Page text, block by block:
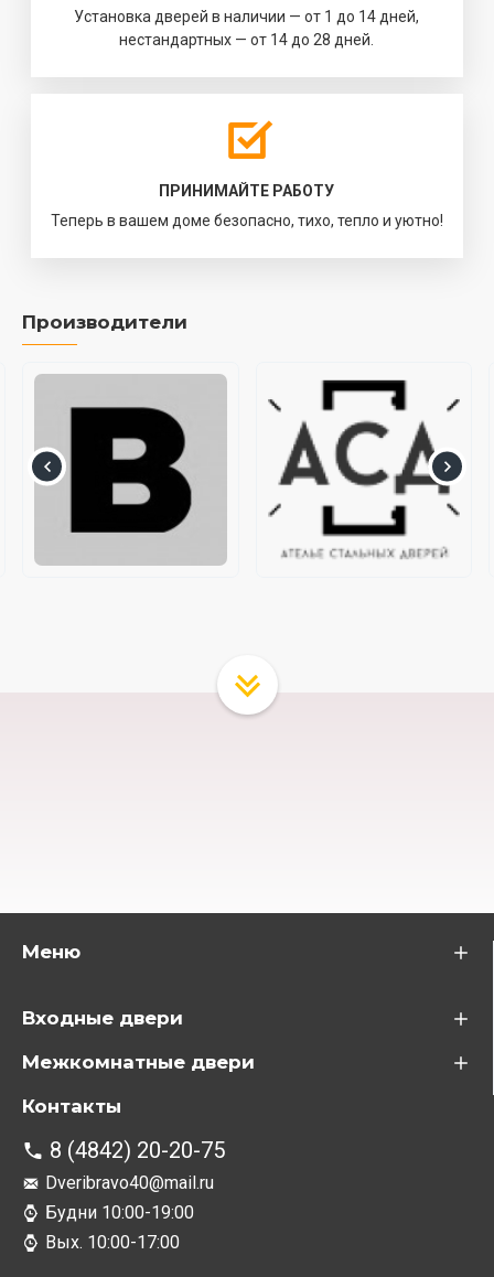
Установка дверей в наличии — от 1 до 14 дней,
нестандартных — от 14 до 28 дней.
ПРИНИМАЙТЕ РАБОТУ
Теперь в вашем доме безопасно, тихо, тепло и уютно!
Производители
Меню
Входные двери
Межкомнатные двери
Контакты
8 (4842) 20-20-75
Dveribravo40@mail.ru
Будни 10:00-19:00
Вых. 10:00-17:00